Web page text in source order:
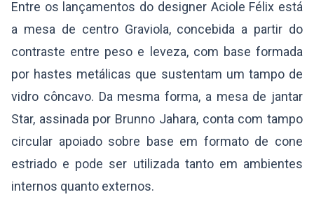
Entre os lançamentos do designer Aciole Félix está
a mesa de centro Graviola, concebida a partir do
contraste entre peso e leveza, com base formada
por hastes metálicas que sustentam um tampo de
vidro côncavo. Da mesma forma, a mesa de jantar
Star, assinada por Brunno Jahara, conta com tampo
circular apoiado sobre base em formato de cone
estriado e pode ser utilizada tanto em ambientes
internos quanto externos.